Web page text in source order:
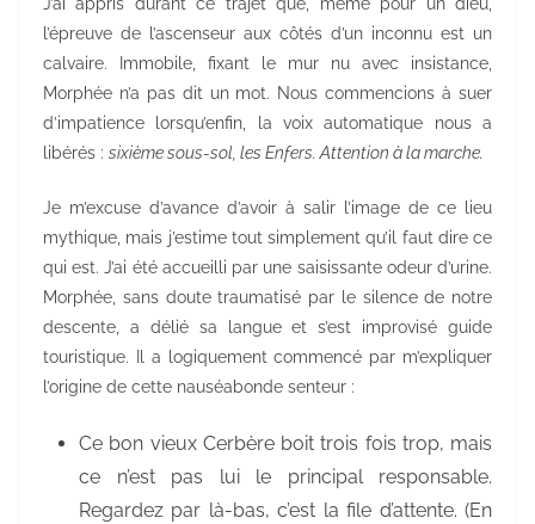
l’épreuve de l’ascenseur aux côtés d’un inconnu est un
calvaire. Immobile, fixant le mur nu avec insistance,
Morphée n’a pas dit un mot. Nous commencions à suer
d’impatience lorsqu’enfin, la voix automatique nous a
libérés : sixième sous-sol, les Enfers. Attention à la marche.
Je m’excuse d’avance d’avoir à salir l’image de ce lieu
mythique, mais j’estime tout simplement qu’il faut dire ce
qui est. J’ai été accueilli par une saisissante odeur d’urine.
Morphée, sans doute traumatisé par le silence de notre
descente, a délié sa langue et s’est improvisé guide
touristique. Il a logiquement commencé par m’expliquer
l’origine de cette nauséabonde senteur :
Ce bon vieux Cerbère boit trois fois trop, mais
ce n’est pas lui le principal responsable.
Regardez par là-bas, c’est la file d’attente. (En